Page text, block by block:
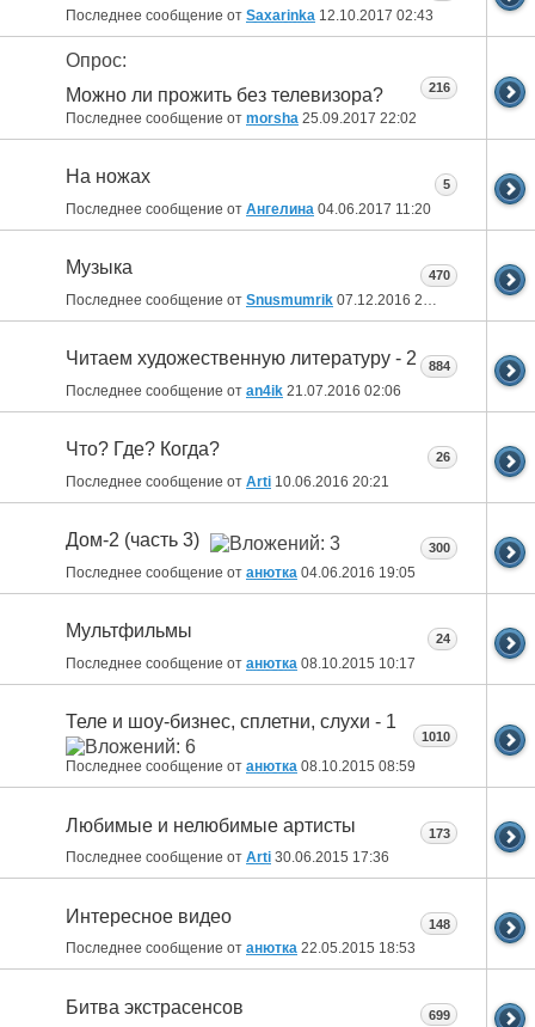
Последнее сообщение от Saxarinka 12.10.2017 02:43
Опрос:
Можно ли прожить без телевизора?
Последнее сообщение от morsha 25.09.2017 22:02
216
На ножах
Последнее сообщение от Ангелина 04.06.2017 11:20
5
Музыка
Последнее сообщение от Snusmumrik 07.12.2016 20:22
470
Читаем художественную литературу - 2
Последнее сообщение от an4ik 21.07.2016 02:06
884
Что? Где? Когда?
Последнее сообщение от Arti 10.06.2016 20:21
26
Дом-2 (часть 3)
Последнее сообщение от анютка 04.06.2016 19:05
300
Мультфильмы
Последнее сообщение от анютка 08.10.2015 10:17
24
Теле и шоу-бизнес, сплетни, слухи - 1
Последнее сообщение от анютка 08.10.2015 08:59
1010
Любимые и нелюбимые артисты
Последнее сообщение от Arti 30.06.2015 17:36
173
Интересное видео
Последнее сообщение от анютка 22.05.2015 18:53
148
Битва экстрасенсов 699